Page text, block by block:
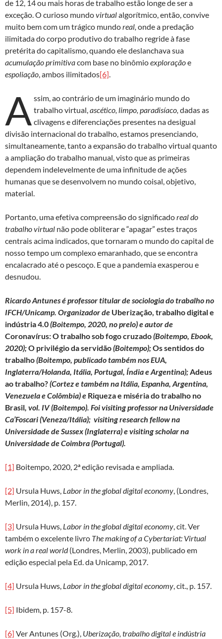
de 12, 14 ou mais horas de trabalho estão longe de ser a
exceção. O curioso mundovirtualalgorítmico, então, convive
muito bem com um trágico mundoreal, onde a predação
ilimitada do corpo produtivo do trabalho regride à fase
pretérita do capitalismo, quando ele deslanchava sua
acumulação primitivacom base no binômioexploraçãoe
espoliação, ambos ilimitados[6].
A ssim, ao contrário de um imaginário mundo do
trabalho virtual,ascético, limpo, paradisíaco, dadas as
clivagens e diferenciações presentes na desigual
divisão internacional do trabalho, estamos presenciando,
simultaneamente, tanto a expansão do trabalho virtual quanto
a ampliação do trabalho manual, visto que as primeiras
dependem indelevelmente de uma infinitude de ações
humanas que se desenvolvem no mundo coisal, objetivo,
material.
Portanto, uma efetiva compreensão do significadoreal do
trabalho virtual não pode obliterar e “apagar” estes traços
centrais acima indicados, que tornaram o mundo do capital de
nosso tempo um complexo emaranhado, que se encontra
encalacrado até o pescoço. E que a pandemia exasperou e
desnudou.
Ricardo Antunes é professor titular de sociologia do trabalho no
IFCH/Unicamp. Organizador de Uberização, trabalho digital e
indústria 4.0(Boitempo, 2020, no prelo) e autor de
Coronavírus: O trabalho sob fogo cruzado(Boitempo, Ebook,
2020);O privilégio da servidão(Boitempo);Os sentidos do
trabalho(Boitempo, publicado também nos EUA,
Inglaterra/Holanda, Itália, Portugal, Índia e Argentina);Adeus
ao trabalho?(Cortez e também na Itália, Espanha, Argentina,
Venezuela e Colômbia) e Riqueza e miséria do trabalho no
Brasil, vol. IV (Boitempo). Foi visiting professor na Universidade
Ca’Foscari (Veneza/Itália); visiting research fellow na
Universidade de Sussex (Inglaterra) e visiting scholar na
Universidade de Coimbra (Portugal).
[1] Boitempo, 2020, 2ª edição revisada e ampliada.
[2] Ursula Huws, Labor in the global digital economy, (Londres,
Merlin, 2014), p. 157.
[3] Ursula Huws, Labor in the global digital economy, cit. Ver
também o excelente livro The making of a Cybertariat: Virtual
work in a real world(Londres, Merlin, 2003), publicado em
edição especial pela Ed. da Unicamp, 2017.
[4] Ursula Huws, Labor in the global digital economy, cit., p. 157.
[5] Ibidem, p. 157-8.
[6] Ver Antunes (Org.), Uberização, trabalho digital e indústria